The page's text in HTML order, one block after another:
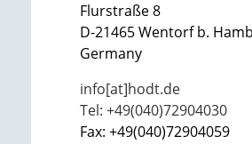
Flurstraße 8
D-21465 Wentorf b.
Germany
info[at]hodt.de
Tel: +49(040)72904030
Fax: +49(040)72904059